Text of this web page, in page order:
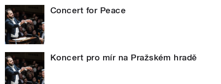
Concert for Peace
Koncert pro mír na Pražském hradě